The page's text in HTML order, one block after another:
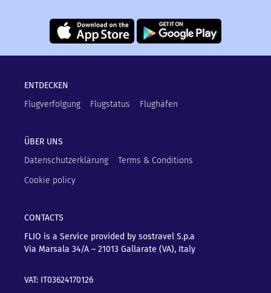
ENTDECKEN
Flugverfolgung
Flugstatus Flughäfen
ÜBER UNS
Datenschutzerklärung
Terms & Conditions
Cookie policy
CONTACTS
FLIO is a Service provided by sostravel S.p.a
Via Marsala 34/A – 21013 Gallarate (VA), Italy
VAT: IT03624170126